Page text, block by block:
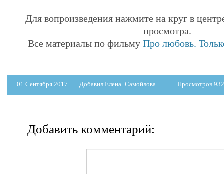
Для вопроизведения нажмите на круг в
просмотра.
Все материалы по фильмуПро любовь.
01 Сентября 2017 Добавил Елена_Самойлова Просмотров 932
Добавить комментарий: